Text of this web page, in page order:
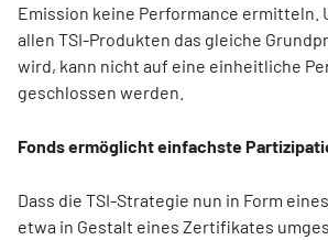
Emission keine Performance ermitteln.
allen TSI-Produkten das gleiche
wird, kann nicht auf eine einheitliche
geschlossen werden.
Fonds ermöglicht einfachste
Dass die TSI-Strategie nun in Form
etwa in Gestalt eines Zertifikates